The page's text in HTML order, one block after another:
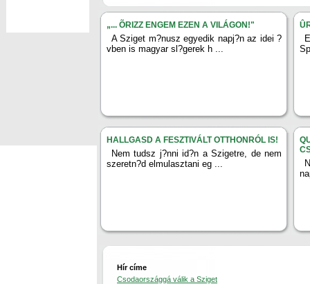
„... ÕRIZZ ENGEM EZEN A VILÁGON!"
A Sziget m?nusz egyedik napj?n az idei ?
vben is magyar sl?gerek h ...
HALLGASD A FESZTIVÁLT OTTHONRÓL IS!
Nem tudsz j?nni id?n a Szigetre, de nem
szeretn?d elmulasztani eg ...
Hír címe
Csodaországgá válik a Sziget